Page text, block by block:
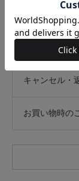
光沢
キャンセル・
お買い物時の